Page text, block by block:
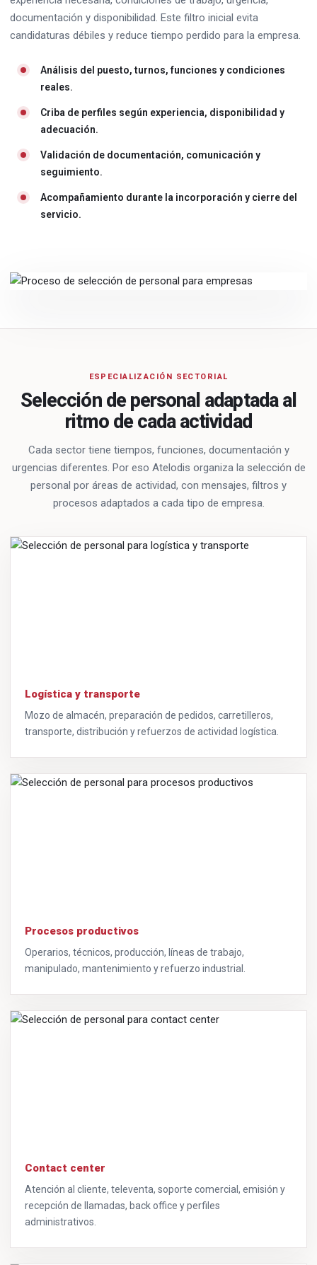
documentación y disponibilidad. Este filtro inicial evita
candidaturas débiles y reduce tiempo perdido para la empresa.
Análisis del puesto, turnos, funciones y condiciones
reales.
Criba de perfiles según experiencia, disponibilidad y
adecuación.
Validación de documentación, comunicación y
seguimiento.
Acompañamiento durante la incorporación y cierre del
servicio.
ESPECIALIZACIÓN SECTORIAL
Selección de personal adaptada al
ritmo de cada actividad
Cada sector tiene tiempos, funciones, documentación y
urgencias diferentes. Por eso Atelodis organiza la selección de
personal por áreas de actividad, con mensajes, filtros y
procesos adaptados a cada tipo de empresa.
Logística y transporte
Mozo de almacén, preparación de pedidos, carretilleros,
transporte, distribución y refuerzos de actividad logística.
Procesos productivos
Operarios, técnicos, producción, líneas de trabajo,
manipulado, mantenimiento y refuerzo industrial.
Contact center
Atención al cliente, televenta, soporte comercial, emisión y
recepción de llamadas, back office y perfiles
administrativos.